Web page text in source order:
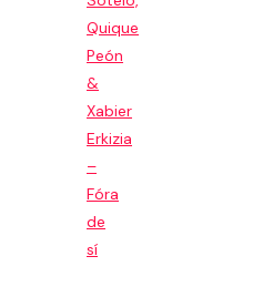
Quique
Peón
&
Xabier
Erkizia
–
Fóra
de
sí